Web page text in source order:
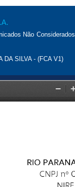
Não
DA SILVA - (FCA V1)